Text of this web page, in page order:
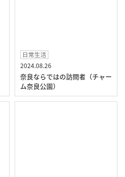
日常生活
2024.08.26
奈良ならではの訪問者（チャー
ム奈良公園）